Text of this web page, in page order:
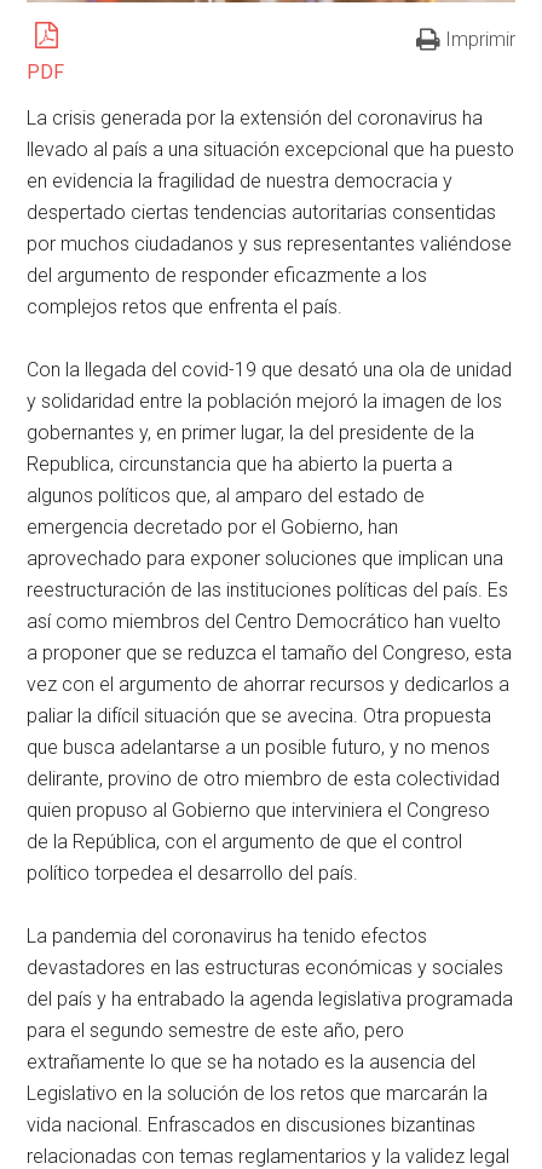
PDF
Imprimir
La crisis generada por la extensión del coronavirus ha
llevado al país a una situación excepcional que ha puesto
en evidencia la fragilidad de nuestra democracia y
despertado ciertas tendencias autoritarias consentidas
por muchos ciudadanos y sus representantes valiéndose
del argumento de responder eficazmente a los
complejos retos que enfrenta el país.
Con la llegada del covid-19 que desató una ola de unidad
y solidaridad entre la población mejoró la imagen de los
gobernantes y, en primer lugar, la del presidente de la
Republica, circunstancia que ha abierto la puerta a
algunos políticos que, al amparo del estado de
emergencia decretado por el Gobierno, han
aprovechado para exponer soluciones que implican una
reestructuración de las instituciones políticas del país. Es
así como miembros del Centro Democrático han vuelto
a proponer que se reduzca el tamaño del Congreso, esta
vez con el argumento de ahorrar recursos y dedicarlos a
paliar la difícil situación que se avecina. Otra propuesta
que busca adelantarse a un posible futuro, y no menos
delirante, provino de otro miembro de esta colectividad
quien propuso al Gobierno que interviniera el Congreso
de la República, con el argumento de que el control
político torpedea el desarrollo del país.
La pandemia del coronavirus ha tenido efectos
devastadores en las estructuras económicas y sociales
del país y ha entrabado la agenda legislativa programada
para el segundo semestre de este año, pero
extrañamente lo que se ha notado es la ausencia del
Legislativo en la solución de los retos que marcarán la
vida nacional. Enfrascados en discusiones bizantinas
relacionadas con temas reglamentarios y la validez legal